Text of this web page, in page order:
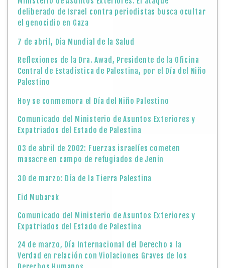
deliberado de Israel contra periodistas busca ocultar
el genocidio en Gaza
7 de abril, Día Mundial de la Salud
Reflexiones de la Dra. Awad, Presidente de la Oficina
Central de Estadística de Palestina, por el Día del Niño
Palestino
Hoy se conmemora el Día del Niño Palestino
Comunicado del Ministerio de Asuntos Exteriores y
Expatriados del Estado de Palestina
03 de abril de 2002: Fuerzas israelíes cometen
masacre en campo de refugiados de Jenin
30 de marzo: Día de la Tierra Palestina
Eid Mubarak
Comunicado del Ministerio de Asuntos Exteriores y
Expatriados del Estado de Palestina
24 de marzo, Día Internacional del Derecho a la
Verdad en relación con Violaciones Graves de los